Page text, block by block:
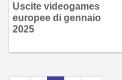
Uscite videogames
europee di gennaio
2025